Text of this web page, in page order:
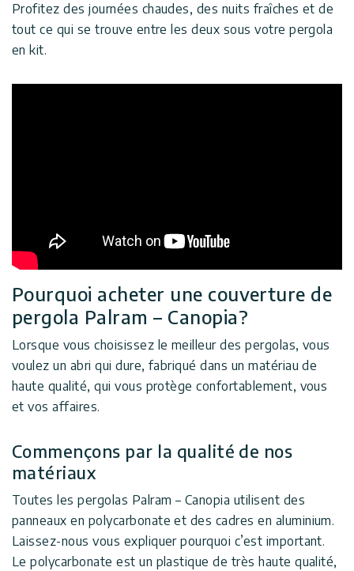
Profitez des journées chaudes, des nuits fraîches et de
tout ce qui se trouve entre les deux sous votre pergola
en kit.
Pourquoi acheter une couverture de
pergola Palram – Canopia?
Lorsque vous choisissez le meilleur des pergolas, vous
voulez un abri qui dure, fabriqué dans un matériau de
haute qualité, qui vous protège confortablement, vous
et vos affaires.
Commençons par la qualité de nos
matériaux
Toutes les pergolas Palram – Canopia utilisent des
panneaux en polycarbonate et des cadres en aluminium.
Laissez-nous vous expliquer pourquoi c’est important.
Le polycarbonate est un plastique de très haute qualité,